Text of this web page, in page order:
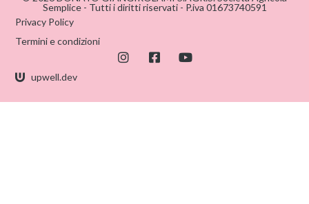
Semplice - Tutti i diritti riservati - P.iva 01673740591
Privacy Policy
Termini e condizioni
upwell.dev